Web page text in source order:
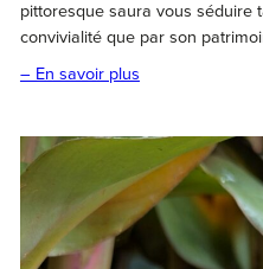
pittoresque saura vous séduire
convivialité que par son
– En savoir plus